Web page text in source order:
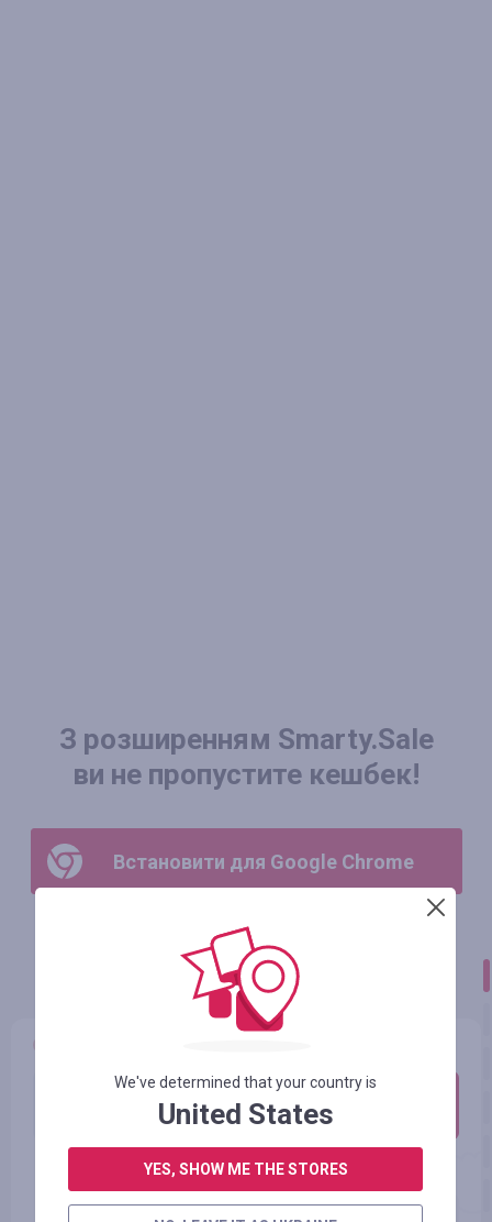
З розширенням Smarty.Sale
ви не пропустите кешбек!
Встановити для Google Chrome
Розширення для браузера автоматично визначить,
чи є можливість отримати кешбек в інтернет магазині.
a liexpress .com
We've determined that your country is
United States
YES, SHOW ME THE STORES